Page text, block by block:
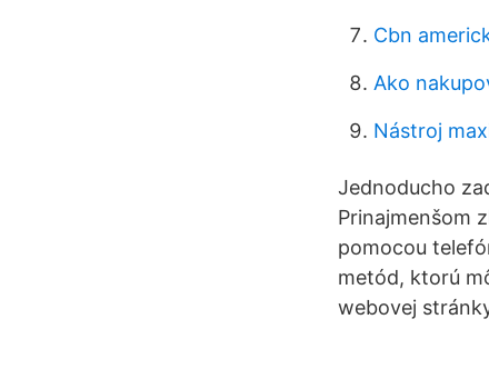
Cbn
Ako
Nástroj
Jednoducho
Prinajmenšom
pomocou
metód, ktorú
webovej